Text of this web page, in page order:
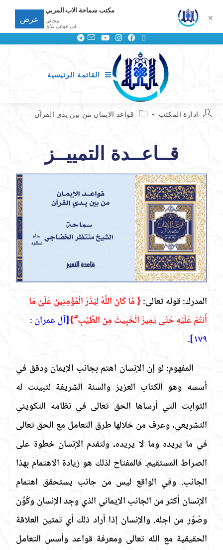
القائمة الرئيسية
ادارة المكتب قواعد الايمان من بين يدي القرآن
قــاعــدة التمييــز
المدرك:قوله تعالى:{ مَّا كَانَ اللَّهُ لِيَذَرَ الْمُؤْمِنِينَ عَلَىٰ مَا
أَنتُمْ عَلَيْهِ حَتَّىٰ يَمِيزَ الْخَبِيثَ مِنَ الطَّيِّبِ ۗ }[آل عمران :
١٧٩] .
المفهوم: لو إن الإنسان اهتم بجانب الإيمان ودقق في
أسسه وهو الكتاب العزيز والسنة الشريفة لتبينت له
الثوابت التي أرساها الحق تعالى في نظامه التكويني
التشريعي، وعرف من خلالها طرق التعامل مع الحق تعالى
في ما يريده وما لا يريده، ولتقدم الإنسان خطوة على
الصراط المستقيم. فالمفتاح لذلك هو زيادة الاهتمام بهذا
الجانب. وفي الواقع ليس من جانب يستحقق اهتمام
الإنسان أكثر من الجانب الإيماني الذي وجِد الإنسان وكُوِّن
وصُوِّر من اجله. والإنسان إذا أراد ذلك أي تمتين العلاقة
الحقيقية مع الله تعالى ومعرفة قواعد وأسس التعامل
✕
مكتب سماحة الاب المربي
مجانى
في غوغل بلاي
عرض